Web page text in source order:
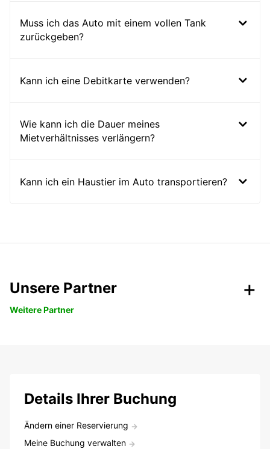
Muss ich das Auto mit einem vollen Tank
zurückgeben?
Kann ich eine Debitkarte verwenden?
Wie kann ich die Dauer meines
Mietverhältnisses verlängern?
Kann ich ein Haustier im Auto transportieren?
Unsere Partner
Weitere Partner
Details Ihrer Buchung
Ändern einer Reservierung
Meine Buchung verwalten